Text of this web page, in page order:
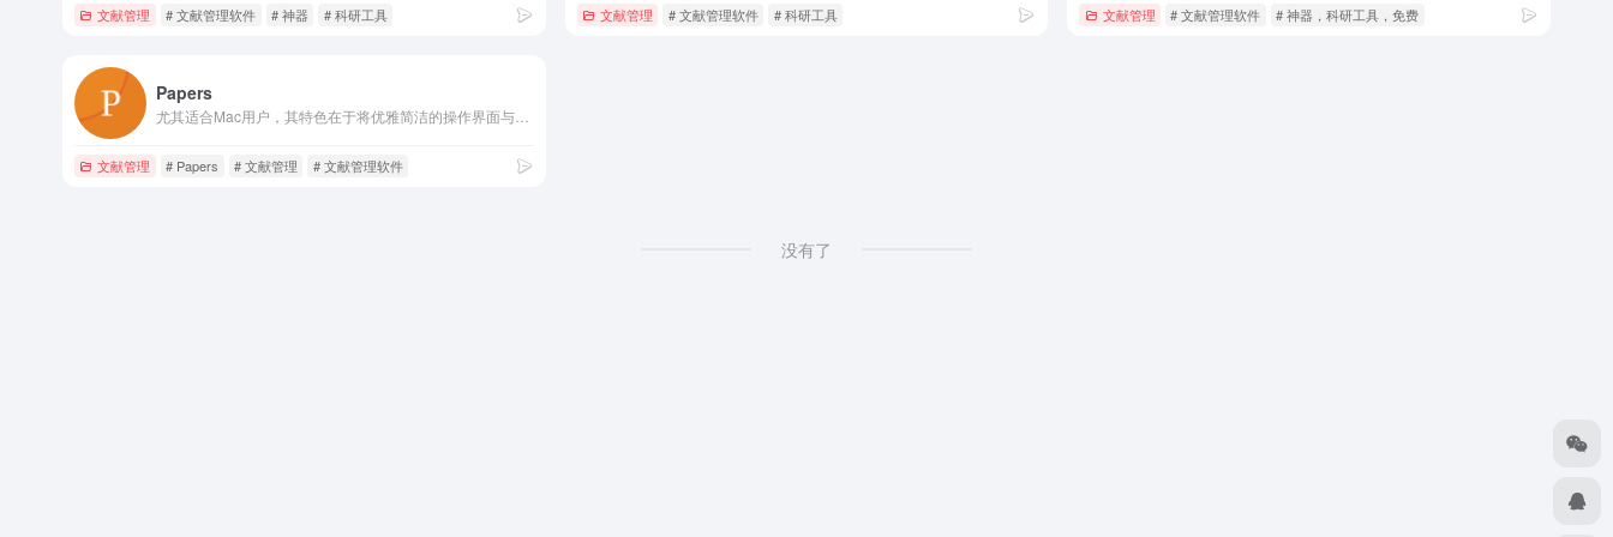
文献管理 # 文献管理软件 # 神器 # 科研工具 文献管理 # 文献管理软件 # 科研工具 文献管理 # 文献管理软件 # 神器，科研工具，免费
Papers
文献管理 # Papers # 文献管理 # 文献管理软件
没有了